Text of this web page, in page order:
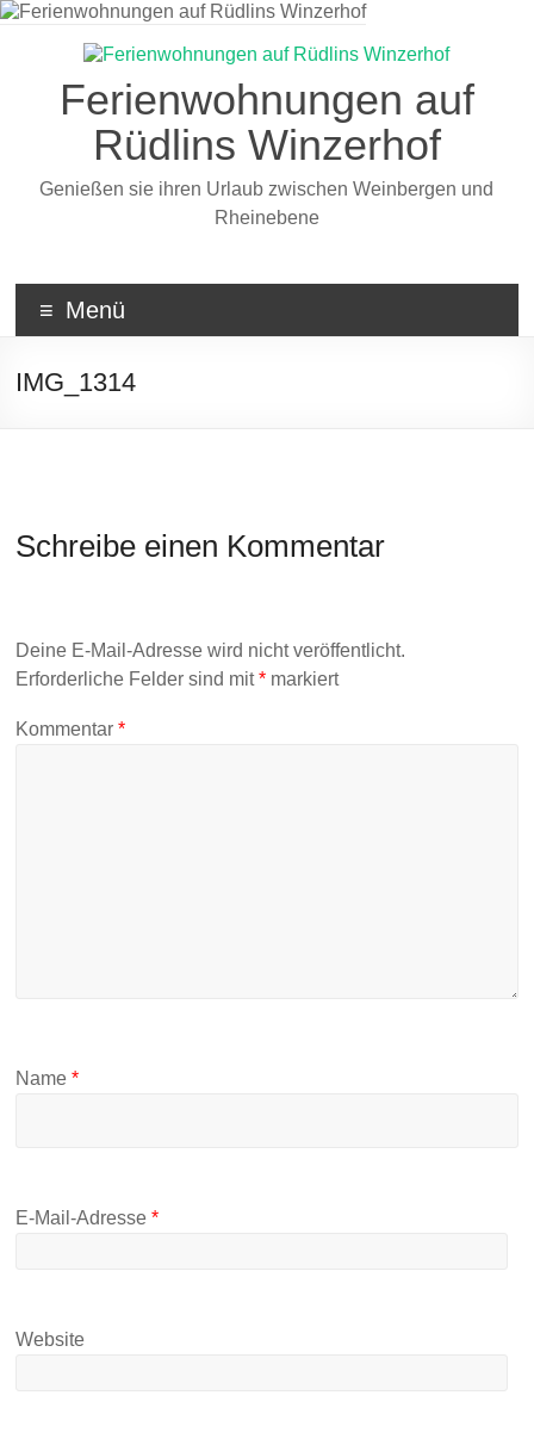
Zum
Ferienwohnungen auf
Rüdlins Winzerhof
Genießen sie ihren Urlaub zwischen Weinbergen und
Rheinebene
Menü
IMG_1314
Schreibe einen Kommentar
Deine E-Mail-Adresse wird nicht veröffentlicht.
Erforderliche Felder sind mit* markiert
Kommentar*
Name*
E-Mail-Adresse*
Website